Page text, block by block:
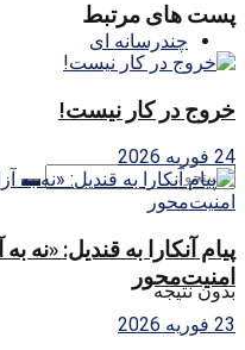
چندرسانه ای
بدون نتیجه
پست های مرتبط
خروج در کار نیست!
24 فوریه 2026
پیام آنکارا به قندیل: «نه
امنیت‌محور
23 فوریه 2026